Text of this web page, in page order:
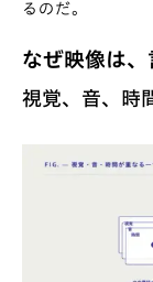
るのだ。
なぜ映像は
視覚、音、時